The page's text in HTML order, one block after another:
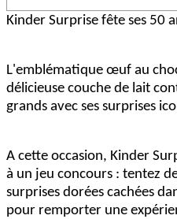
Kinder Surprise fête ses 50
L'emblématique œuf au
délicieuse couche de lait
grands avec ses surprises
A cette occasion, Kinder
à un jeu concours : tentez
surprises dorées cachées
pour remporter une